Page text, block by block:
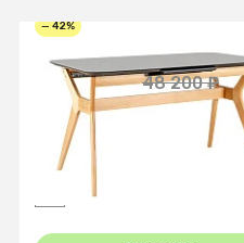
— 42%
28 150 ₽
48 200 ₽
Стол раскл. Нарвик
140-180 Automatic
Natur/Dark matte Glass